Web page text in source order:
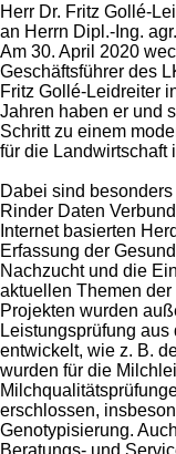
Herr Dr. Fritz Gollé-
an Herrn Dipl.-Ing.
Am 30. April 2020
Geschäftsführer des
Fritz Gollé-Leidreiter
Jahren haben er und
Schritt zu einem
für die Landwirtschaft
Dabei sind
Rinder Daten
Internet basierten
Erfassung der
Nachzucht und die
aktuellen Themen
Projekten wurden
Leistungsprüfung
entwickelt, wie z. B.
wurden für die
erschlossen,
Genotypisierung.
Beratungs- und